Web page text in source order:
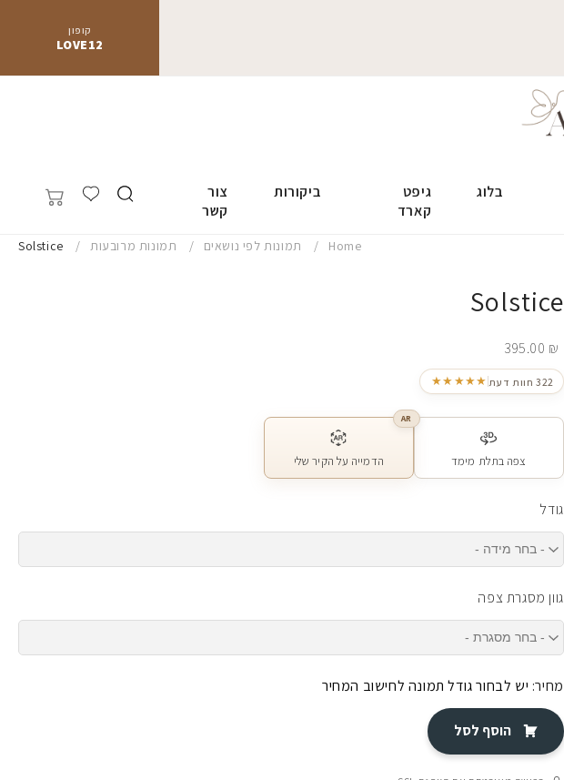
קופון
LOVE12
בלוג
גיפט
קארד
ביקורות
צור
קשר
Home תמונות לפי נושאים תמונות מרובעות Solstice
Solstice
395.00 ₪
★★★★★ 322 חוות דעת
צפה בתלת מימד
AR
הדמייה על הקיר שלי
גודל
גוון מסגרת צפה
מחיר: יש לבחור גודל תמונה לחישוב המחיר
הוסף לסל